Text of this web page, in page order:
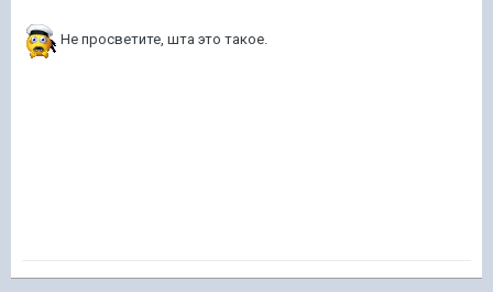
Не просветите, шта это такое.